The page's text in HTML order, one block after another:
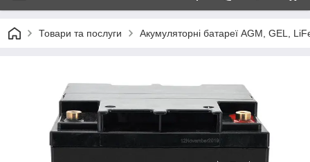
Товари та послуги Акумуляторні батареї AGM, GEL,